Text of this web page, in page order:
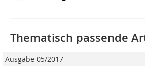
Thematisch passende
Ausgabe 05/2017